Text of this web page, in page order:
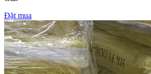
Đặt mua